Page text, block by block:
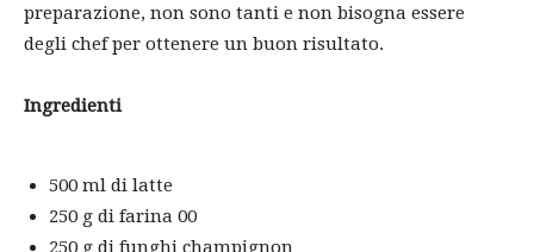
preparazione, non sono tanti e non bisogna essere
degli chef per ottenere un buon risultato.
Ingredienti
500 ml di latte
250 g di farina 00
250 g di funghi champignon